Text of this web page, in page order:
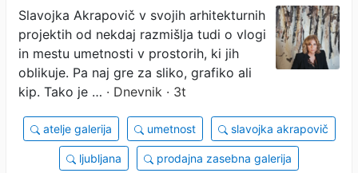
Slavojka Akrapovič v svojih arhitekturnih
projektih od nekdaj razmišlja tudi o vlogi
in mestu umetnosti v prostorih, ki jih
oblikuje. Pa naj gre za sliko, grafiko ali
kip. Tako je … · Dnevnik · 3t
atelje galerija umetnost slavojka akrapovič
ljubljana prodajna zasebna galerija